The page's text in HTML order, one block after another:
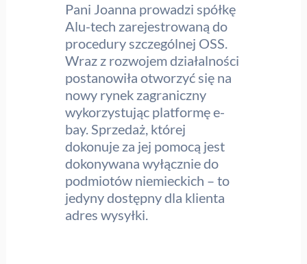
Pani Joanna prowadzi spółkę
Alu-tech zarejestrowaną do
procedury szczególnej OSS.
Wraz z rozwojem działalności
postanowiła otworzyć się na
nowy rynek zagraniczny
wykorzystując platformę e-
bay. Sprzedaż, której
dokonuje za jej pomocą jest
dokonywana wyłącznie do
podmiotów niemieckich – to
jedyny dostępny dla klienta
adres wysyłki.